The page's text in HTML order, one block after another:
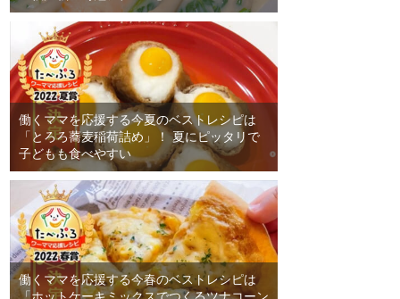
働くママを応援する今夏のベストレシピは
「とろろ蕎麦稲荷詰め」！ 夏にピッタリで
子どもも食べやすい
働くママを応援する今春のベストレシピは